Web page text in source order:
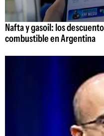
Nafta y gasoil: los
combustible en Argentina